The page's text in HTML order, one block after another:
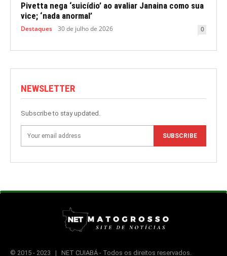
Pivetta nega ‘suicídio’ ao avaliar Janaina como sua
vice; ‘nada anormal’
Destaques 30 de julho de 2026 0
NEWSLETTER
Subscribe to stay updated.
SUBSCRIBE
© 2015 - 2023 | NET CUIABÁ - Todos os direitos reservados.